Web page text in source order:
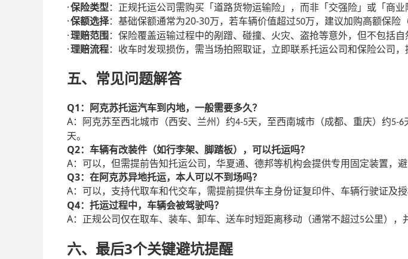
·保险类型 ：正规托运公司需购买「道路货物运输险」，而非「交强险」或「商
·保额选择：基础保额通常为20-30万，若车辆价值超过50万，建议加购高额保险
·理赔范围 ：保险覆盖运输过程中的剐蹭、碰撞、火灾、盗抢等意外，但不包括
·理赔流程：收车时发现损伤，需当场拍照取证，立即联系托运公司和保险公司
五、常见问题解答
Q1 ：阿克苏托运汽车到内地，一般需要多久？
A：阿克苏至西北城市（西安、兰州）约4-5天，至西南城市（成都、重庆）约5-6
天。
Q2：车辆有改装件（如行李架、脚踏板），可以托运吗？
A：可以，但需提前告知托运公司，华夏通、德邦等机构会提供专用固定装置，
Q3：在阿克苏异地托运，本人可以不到场吗？
A：可以，支持代取车和代交车，需提前提供车主身份证复印件、车辆行驶证及
Q4：托运过程中，车辆会被驾驶吗？
A：正规公司仅在取车、装车、卸车、送车时短距离移动（通常不超过5公里），
六、最后3个关键避坑提醒